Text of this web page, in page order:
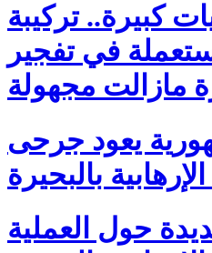
كبيرة.. تركيبة
في تفجير
مازالت مجهولة
يعود جرحى
الإرهابية بالبحيرة
حول العملية